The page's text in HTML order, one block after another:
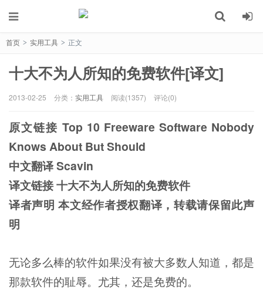
首页 > 实用工具 > 正文
十大不为人所知的免费软件[译文]
2013-02-25 分类： 实用工具 阅读(1357) 评论(0)
原文链接 Top 10 Freeware Software Nobody
Knows About But Should
中文翻译 Scavin
译文链接 十大不为人所知的免费软件
译者声明 本文经作者授权翻译，转载请保留此声
明
无论多么棒的软件如果没有被大多数人知道，都是
那款软件的耻辱。尤其，还是免费的。